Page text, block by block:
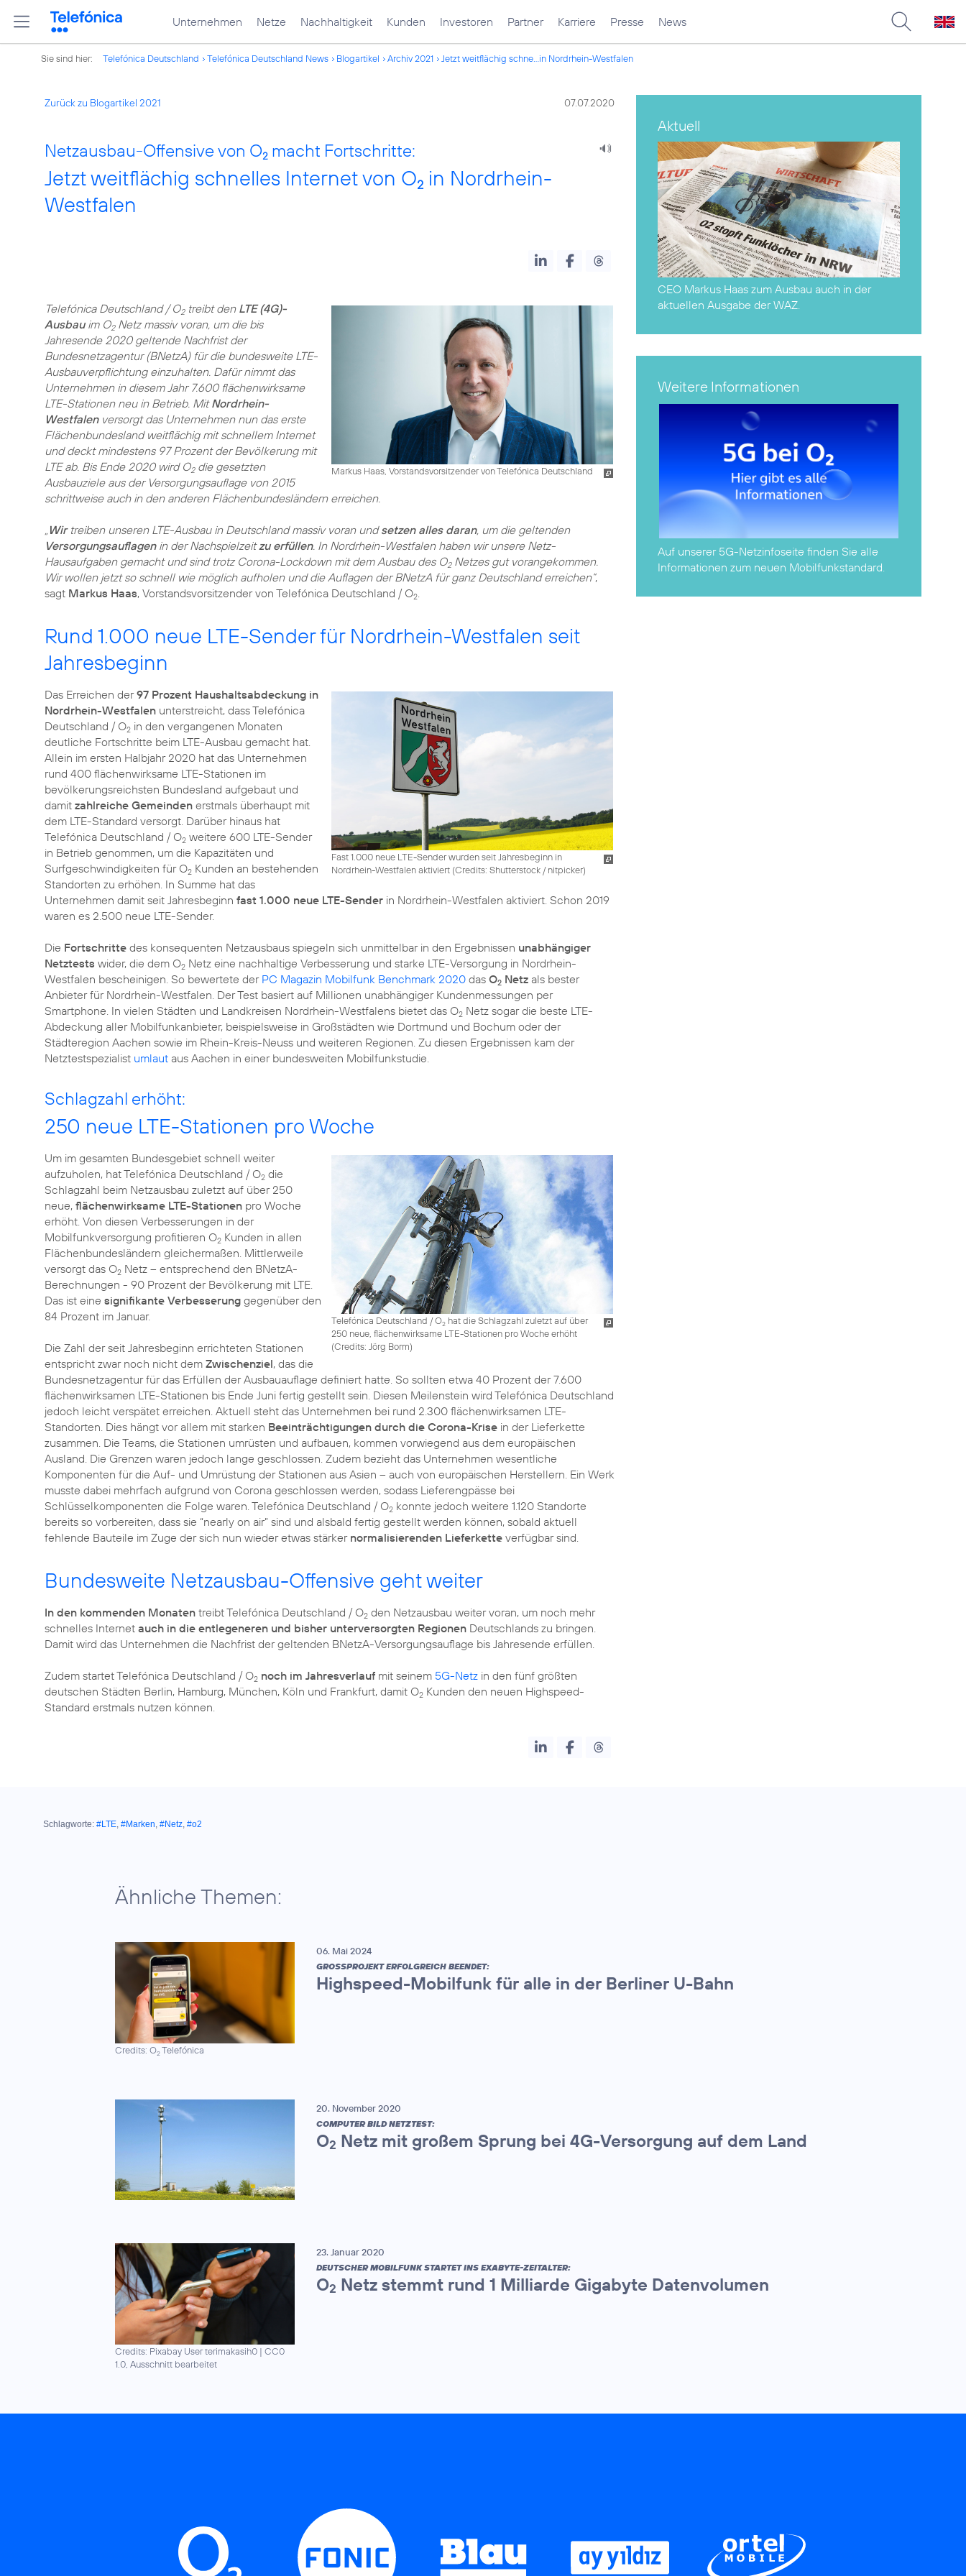
Unternehmen Netze Nachhaltigkeit Kunden Investoren Partner Karriere Presse News
Sie sind hier: Telefónica Deutschland Telefónica Deutschland News Blogartikel Archiv 2021 Jetzt weitflächig schne...in Nordrhein-Westfalen
Zurück zu Blogartikel 2021 07.07.2020
Netzausbau-Offensive von O2 macht Fortschritte:
Jetzt weitflächig schnelles Internet von O2 in Nordrhein-
Westfalen
Markus Haas, Vorstandsvorsitzender von Telefónica Deutschland
Telefónica Deutschland / O2treibt den LTE (4G)-
Ausbauim O2Netz massiv voran, um die bis
Jahresende 2020 geltende Nachfrist der
Bundesnetzagentur (BNetzA) für die bundesweite LTE-
Ausbauverpflichtung einzuhalten. Dafür nimmt das
Unternehmen in diesem Jahr 7.600 flächenwirksame
LTE-Stationen neu in Betrieb. MitNordrhein-
Westfalenversorgt das Unternehmen nun das erste
Flächenbundesland weitflächig mit schnellem Internet
und deckt mindestens 97 Prozent der Bevölkerung mit
LTE ab. Bis Ende 2020 wird O2die gesetzten
Ausbauziele aus der Versorgungsauflage von 2015
schrittweise auch in den anderen Flächenbundesländern erreichen.
„Wirtreiben unseren LTE-Ausbau in Deutschland massiv voran undsetzen alles daran, um die geltenden
Versorgungsauflagenin der Nachspielzeitzu erfüllen. In Nordrhein-Westfalen haben wir unsere Netz-
Hausaufgaben gemacht und sind trotz Corona-Lockdown mit dem Ausbau des O2Netzes gut vorangekommen.
Wir wollen jetzt so schnell wie möglich aufholen und die Auflagen der BNetzA für ganz Deutschland erreichen“,
sagt Markus Haas, Vorstandsvorsitzender von Telefónica Deutschland / O2.
Rund 1.000 neue LTE-Sender für Nordrhein-Westfalen seit
Jahresbeginn
Fast 1.000 neue LTE-Sender wurden seit Jahresbeginn in
Nordrhein-Westfalen aktiviert (Credits: Shutterstock / nitpicker)
Das Erreichen der97 Prozent Haushaltsabdeckung in
Nordrhein-Westfalen unterstreicht, dass Telefónica
Deutschland / O2 in den vergangenen Monaten
deutliche Fortschritte beim LTE-Ausbau gemacht hat.
Allein im ersten Halbjahr 2020 hat das Unternehmen
rund 400 flächenwirksame LTE-Stationen im
bevölkerungsreichsten Bundesland aufgebaut und
damit zahlreiche Gemeinden erstmals überhaupt mit
dem LTE-Standard versorgt. Darüber hinaus hat
Telefónica Deutschland / O2 weitere 600 LTE-Sender
in Betrieb genommen, um die Kapazitäten und
Surfgeschwindigkeiten für O2 Kunden an bestehenden
Standorten zu erhöhen. In Summe hat das
Unternehmen damit seit Jahresbeginn fast 1.000 neue LTE-Sender in Nordrhein-Westfalen aktiviert. Schon 2019
waren es 2.500 neue LTE-Sender.
Die Fortschritte des konsequenten Netzausbaus spiegeln sich unmittelbar in den Ergebnissen unabhängiger
Netztests wider, die dem O2 Netz eine nachhaltige Verbesserung und starke LTE-Versorgung in Nordrhein-
Westfalen bescheinigen. So bewertete der PC Magazin Mobilfunk Benchmark 2020 das O2 Netz als bester
Anbieter für Nordrhein-Westfalen. Der Test basiert auf Millionen unabhängiger Kundenmessungen per
Smartphone. In vielen Städten und Landkreisen Nordrhein-Westfalens bietet das O2 Netz sogar die beste LTE-
Abdeckung aller Mobilfunkanbieter, beispielsweise in Großstädten wie Dortmund und Bochum oder der
Städteregion Aachen sowie im Rhein-Kreis-Neuss und weiteren Regionen. Zu diesen Ergebnissen kam der
Netztestspezialist umlaut aus Aachen in einer bundesweiten Mobilfunkstudie.
Schlagzahl erhöht:
250 neue LTE-Stationen pro Woche
Telefónica Deutschland / O2hat die Schlagzahl zuletzt auf über
250 neue, flächenwirksame LTE-Stationen pro Woche erhöht
(Credits: Jörg Borm)
Um im gesamten Bundesgebiet schnell weiter
aufzuholen, hat Telefónica Deutschland / O2 die
Schlagzahl beim Netzausbau zuletzt auf über 250
neue, flächenwirksame LTE-Stationen pro Woche
erhöht. Von diesen Verbesserungen in der
Mobilfunkversorgung profitieren O2 Kunden in allen
Flächenbundesländern gleichermaßen. Mittlerweile
versorgt das O2 Netz – entsprechend den BNetzA-
Berechnungen - 90 Prozent der Bevölkerung mit LTE.
Das ist eine signifikante Verbesserung gegenüber den
84 Prozent im Januar.
Die Zahl der seit Jahresbeginn errichteten Stationen
entspricht zwar noch nicht dem Zwischenziel, das die
Bundesnetzagentur für das Erfüllen der Ausbauauflage definiert hatte. So sollten etwa 40 Prozent der 7.600
flächenwirksamen LTE-Stationen bis Ende Juni fertig gestellt sein. Diesen Meilenstein wird Telefónica Deutschland
jedoch leicht verspätet erreichen. Aktuell steht das Unternehmen bei rund 2.300 flächenwirksamen LTE-
Standorten. Dies hängt vor allem mit starken Beeinträchtigungen durch die Corona-Krise in der Lieferkette
zusammen. Die Teams, die Stationen umrüsten und aufbauen, kommen vorwiegend aus dem europäischen
Ausland. Die Grenzen waren jedoch lange geschlossen. Zudem bezieht das Unternehmen wesentliche
Komponenten für die Auf- und Umrüstung der Stationen aus Asien – auch von europäischen Herstellern. Ein Werk
musste dabei mehrfach aufgrund von Corona geschlossen werden, sodass Lieferengpässe bei
Schlüsselkomponenten die Folge waren. Telefónica Deutschland / O2 konnte jedoch weitere 1.120 Standorte
bereits so vorbereiten, dass sie “nearly on air” sind und alsbald fertig gestellt werden können, sobald aktuell
fehlende Bauteile im Zuge der sich nun wieder etwas stärker normalisierenden Lieferkette verfügbar sind.
Bundesweite Netzausbau-Offensive geht weiter
In den kommenden Monaten treibt Telefónica Deutschland / O2 den Netzausbau weiter voran, um noch mehr
schnelles Internet auch in die entlegeneren und bisher unterversorgten Regionen Deutschlands zu bringen.
Damit wird das Unternehmen die Nachfrist der geltenden BNetzA-Versorgungsauflage bis Jahresende erfüllen.
Zudem startet Telefónica Deutschland / O2 noch im Jahresverlauf mit seinem 5G-Netz in den fünf größten
deutschen Städten Berlin, Hamburg, München, Köln und Frankfurt, damit O2 Kunden den neuen Highspeed-
Standard erstmals nutzen können.
Aktuell
CEO Markus Haas zum Ausbau auch in der
aktuellen Ausgabe der WAZ.
Weitere Informationen
Auf unserer 5G-Netzinfoseite finden Sie alle
Informationen zum neuen Mobilfunkstandard.
Schlagworte: #LTE, #Marken, #Netz, #o2
Ähnliche Themen:
Credits: O2Telefónica
06. Mai 2024
GROSSPROJEKT ERFOLGREICH BEENDET:
Highspeed-Mobilfunk für alle in der Berliner U-Bahn
20. November 2020
COMPUTER BILD NETZTEST:
O2 Netz mit großem Sprung bei 4G-Versorgung auf dem Land
Credits: Pixabay User terimakasih0 | CC0
1.0, Ausschnitt bearbeitet
23. Januar 2020
DEUTSCHER MOBILFUNK STARTET INS EXABYTE-ZEITALTER:
O2 Netz stemmt rund 1 Milliarde Gigabyte Datenvolumen